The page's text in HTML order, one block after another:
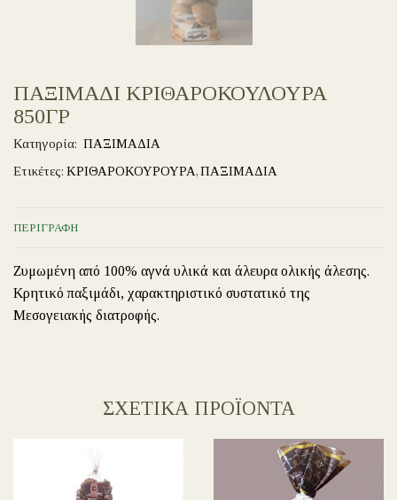
ΠΑΞΙΜΑΔΙ ΚΡΙΘΑΡΟΚΟΥΛΟΥΡΑ
850ΓΡ
Κατηγορία: ΠΑΞΙΜΑΔΙΑ
Ετικέτες: ΚΡΙΘΑΡΟΚΟΥΡΟΥΡΑ,ΠΑΞΙΜΑΔΙΑ
ΠΕΡΙΓΡΑΦΉ
Ζυμωμένη από 100% αγνά υλικά και άλευρα ολικής άλεσης.
Κρητικό παξιμάδι, χαρακτηριστικό συστατικό της
Μεσογειακής διατροφής.
ΣΧΕΤΙΚΑ ΠΡΟΪΟΝΤΑ